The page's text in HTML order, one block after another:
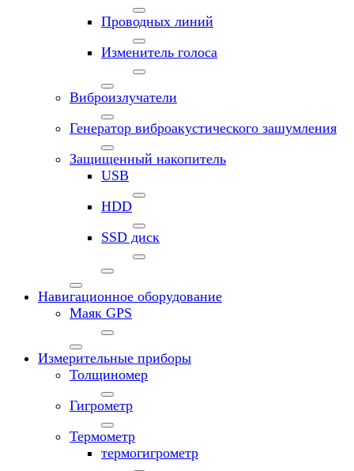
Проводных линий
Изменитель голоса
Виброизлучатели
Генератор виброакустического зашумления
Защищенный накопитель
USB
HDD
SSD диск
Навигационное оборудование
Маяк GPS
Измерительные приборы
Толщиномер
Гигрометр
Термометр
термогигрометр